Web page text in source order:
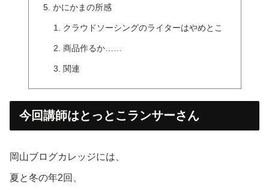
かにかまの所感
クラウドソーシングのライターはやめとこ
商品作るか……
関連
今回講師はとっとこランサーさん
岡山ブログカレッジには、
夏と冬の年2回、